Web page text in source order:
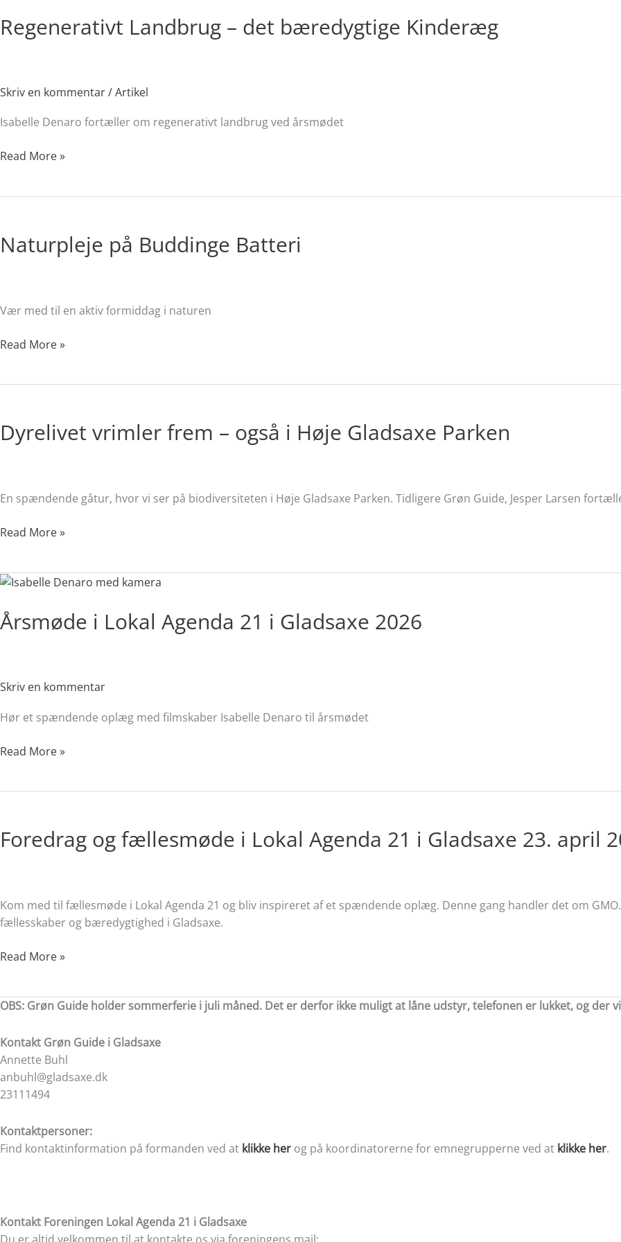
Regenerativt Landbrug – det bæredygtige Kinderæg
Skriv en kommentar/Artikel
Isabelle Denaro fortæller om regenerativt landbrug ved årsmødet
–
det
Read More »
Naturpleje på Buddinge Batteri
Vær med til en aktiv formiddag i naturen
Buddinge
Batteri
Read More »
Dyrelivet vrimler frem – også i Høje Gladsaxe Parken
En spændende gåtur, hvor vi ser på biodiversiteten i Høje Gladsaxe Parken. Tidligere Grøn Guide, Jesper Larsen
frem
–
Høje
Parken
Read More »
Årsmøde i Lokal Agenda 21 i Gladsaxe 2026
Skriv en kommentar
Hør et spændende oplæg med filmskaber Isabelle Denaro til årsmødet
Årsmøde
Lokal
Agenda
Gladsaxe
Read More »
Foredrag og fællesmøde i Lokal Agenda 21 i Gladsaxe 23. april
Kom med til fællesmøde i Lokal Agenda 21 og bliv inspireret af et spændende oplæg. Denne gang handler det om
fællesskaber og bæredygtighed i Gladsaxe.
fællesmøde
21
i
23.
Read More »
OBS: Grøn Guide holder sommerferie i juli måned. Det er derfor ikke muligt at låne udstyr, telefonen er lukket, og
Kontakt Grøn Guide i Gladsaxe
Annette Buhl
anbuhl@gladsaxe.dk
23111494
Kontaktpersoner:
Find kontaktinformation på formanden ved at klikke her og på koordinatorerne for emnegrupperne ved at klikke her.
Kontakt Foreningen Lokal Agenda 21 i Gladsaxe